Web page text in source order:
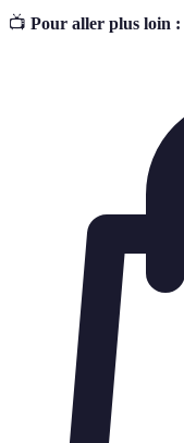
📺 Pour aller plus loin :